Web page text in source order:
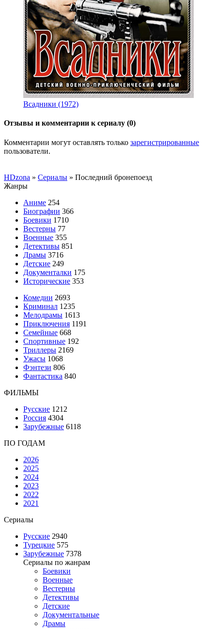
Всадники (1972)
Отзывы и комментарии к сериалу (0)
Комментарии могут оставлять только зарегистрированные
пользователи.
HDzona » Сериалы » Последний бронепоезд
Жанры
Аниме 254
Биографии 366
Боевики 1710
Вестерны 77
Военные 355
Детективы 851
Драмы 3716
Детские 249
Документалки 175
Исторические 353
Комедии 2693
Криминал 1235
Мелодрамы 1613
Приключения 1191
Семейные 668
Спортивные 192
Триллеры 2169
Ужасы 1068
Фэнтези 806
Фантастика 840
ФИЛЬМЫ
Русские 1212
Россия 4304
Зарубежные 6118
ПО ГОДАМ
2026
2025
2024
2023
2022
2021
Сериалы
Русские 2940
Турецкие 575
Зарубежные 7378
Сериалы по жанрам
Боевики
Военные
Вестерны
Детективы
Детские
Документальные
Драмы